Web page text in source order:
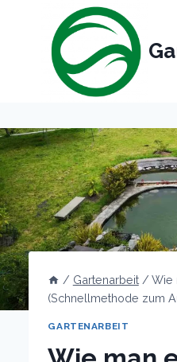
/ Gartenarbeit / Wie
(Schnellmethode zum
GARTENARBEIT